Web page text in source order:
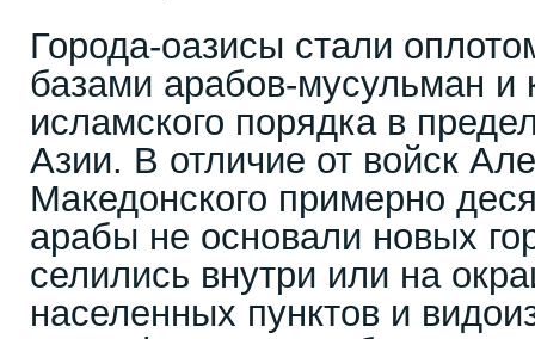
Города-оазисы стали
базами арабов-мусульман и
исламского порядка в
Азии. В отличие от войск
Македонского примерно
арабы не основали новых
селились внутри или на
населенных пунктов и